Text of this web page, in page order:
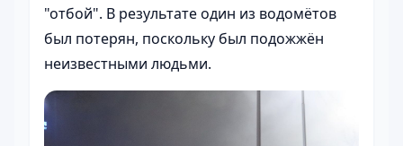
"отбой". В результате один из водомётов
был потерян, поскольку был подожжён
неизвестными людьми.